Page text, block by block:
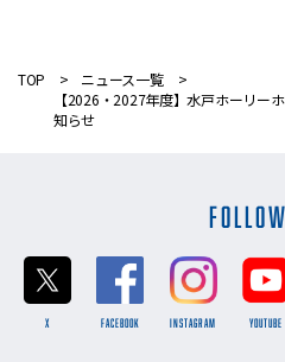
TOP
ニュース一覧
【2026・2027年度】水戸ホーリー
知らせ
X FACEBOOK INSTAGRAM YOUTUBE